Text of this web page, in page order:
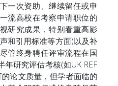
一次资助、继续留任或申
流高校在考察申请职位的
研究成果，特别看重高影
和引用标准等方面)以及补
管终身聘任评审流程在国
年研究评估考核(如UK REF
论文质量，但学者面临的